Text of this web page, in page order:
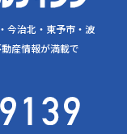
今治北・東予市・波
産情報が満載で